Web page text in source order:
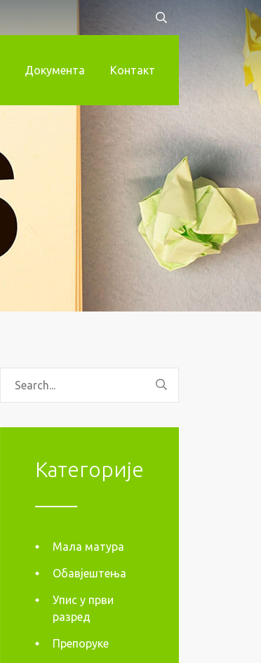
Документа Контакт
Категорије
Мала матура
Обавјештења
Упис у први
разред
Препоруке